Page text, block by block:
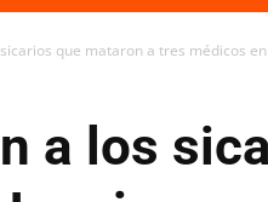
que mataron a tres médicos en
a los